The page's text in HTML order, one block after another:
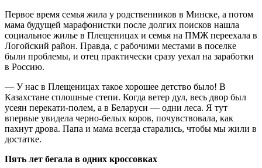
Первое время семья жила у родственников в Минске, а потом
мама будущей марафонистки после долгих поисков нашла
социальное жилье в Плещеницах и семья на ПМЖ переехала в
Логойский район. Правда, с рабочими местами в поселке
были проблемы, и отец практически сразу уехал на заработки
в Россию.
— У нас в Плещеницах такое хорошее детство было! В
Казахстане сплошные степи. Когда ветер дул, весь двор был
усеян перекати-полем, а в Беларуси — одни леса. Я тут
впервые увидела черно-белых коров, почувствовала, как
пахнут дрова. Папа и мама всегда старались, чтобы мы жили в
достатке.
Пять лет бегала в одних кроссовках